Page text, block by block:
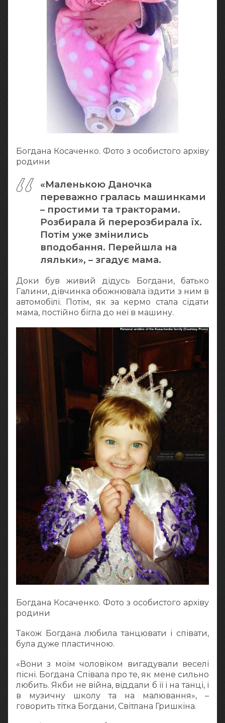
Богдана Косаченко. Фото з особистого архіву
родини
«Маленькою Даночка
переважно гралась машинками
– простими та тракторами.
Розбирала й перерозбирала їх.
Потім уже змінились
вподобання. Перейшла на
ляльки», – згадує мама.
Доки був живий дідусь Богдани, батько
Галини, дівчинка обожнювала їздити з ним в
автомобілі. Потім, як за кермо стала сідати
мама, постійно бігла до неї в машину.
Богдана Косаченко. Фото з особистого архіву
родини
Також Богдана любила танцювати і співати,
була дуже пластичною.
«Вони з моїм чоловіком вигадували веселі
пісні. Богдана Співала про те, як мене сильно
любить. Якби не війна, віддали б її і на танці, і
в музичну школу та на малювання», –
говорить тітка Богдани, Світлана Гришкіна.